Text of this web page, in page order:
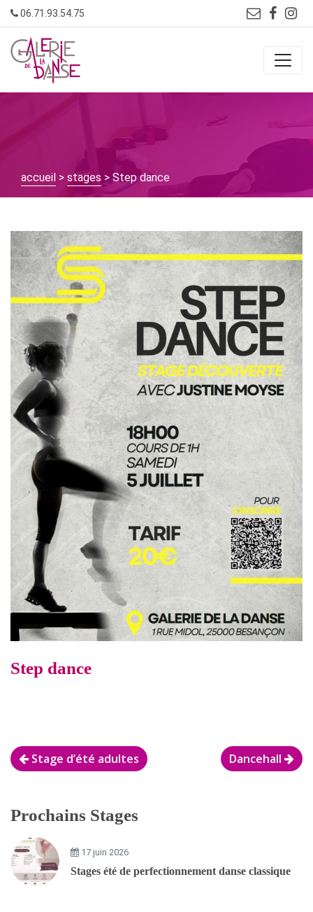
Skip
to
content
06.71.93.54.75
accueil > stages > Step dance
Step dance
Navigation
de
Stage d’été adultes Dancehall
Prochains Stages
17 juin 2026
Stages été de perfectionnement danse classique